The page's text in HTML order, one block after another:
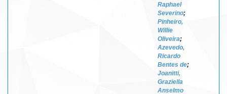
Raphael
Severino;
Pinheiro,
Willie
Oliveira;
Azevedo,
Ricardo
Bentes de;
Joanitti,
Graziella
Anselmo